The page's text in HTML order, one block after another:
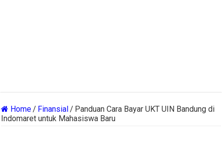
Home/ Finansial/ Panduan Cara Bayar UKT UIN Bandung di
Indomaret untuk Mahasiswa Baru